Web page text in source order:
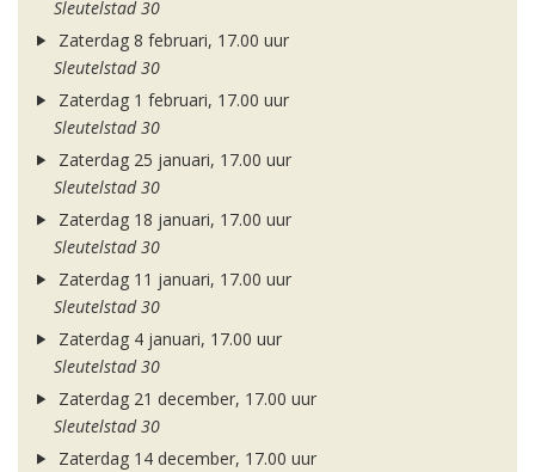
Sleutelstad 30
Zaterdag 8 februari, 17.00 uur
Sleutelstad 30
Zaterdag 1 februari, 17.00 uur
Sleutelstad 30
Zaterdag 25 januari, 17.00 uur
Sleutelstad 30
Zaterdag 18 januari, 17.00 uur
Sleutelstad 30
Zaterdag 11 januari, 17.00 uur
Sleutelstad 30
Zaterdag 4 januari, 17.00 uur
Sleutelstad 30
Zaterdag 21 december, 17.00 uur
Sleutelstad 30
Zaterdag 14 december, 17.00 uur